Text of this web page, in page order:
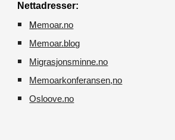
Nettadresser:
Memoar.no
Memoar.blog
M igrasjonsminne.no
Memoarkonferansen,no
Osloove.no